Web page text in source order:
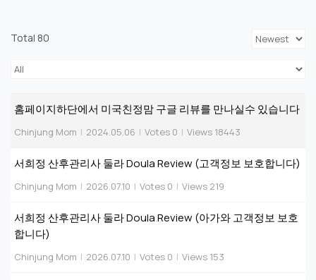
Total 80
홈페이지하단에서 미국친정맘 구글 리뷰를 만나실수 있습니다
Chinjung Mom | 2024.05.06 | Votes 0 | Views 18443
서희정 산후관리사 둘라 Doula Review (고객정보 보호합니다)
Chinjung Mom | 2026.07.10 | Votes 0 | Views 219
서희정 산후관리사 둘라 Doula Review (아가와 고객정보 보호
합니다)
Chinjung Mom | 2026.07.10 | Votes 0 | Views 153